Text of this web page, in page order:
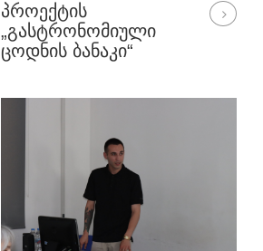
ᲞᲠᲝᲔᲥᲢᲘᲡ
„ᲒᲐᲡᲢᲠᲝᲜᲝᲛᲘᲣᲚᲘ
ᲪᲝᲓᲜᲘᲡ ᲑᲐᲜᲐᲙᲘ“